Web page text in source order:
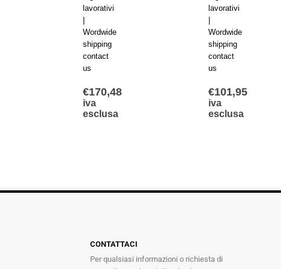
lavorativi
Wordwide
shipping
contact
us
€170,48
iva
esclusa
lavorativi
Wordwide
shipping
contact
us
€101,95
iva
esclusa
CONTATTACI
Per qualsiasi informazioni o richiesta di